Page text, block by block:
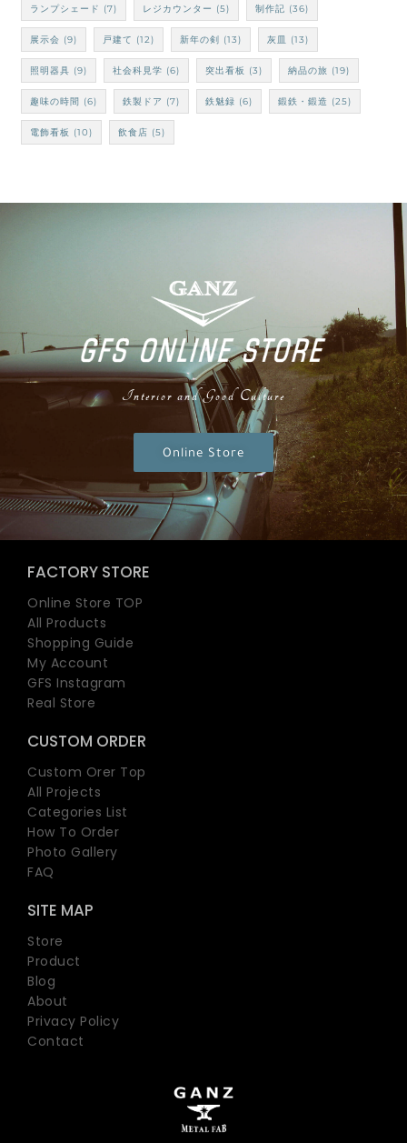
ランプシェード (7) レジカウンター (5) 制作記 (36)
展示会 (9) 戸建て (12) 新年の剣 (13) 灰皿 (13)
照明器具 (9) 社会科見学 (6) 突出看板 (3) 納品の旅 (19)
趣味の時間 (6) 鉄製ドア (7) 鉄魅録 (6) 鍛鉄・鍛造 (25)
電飾看板 (10) 飲食店 (5)
Interior and Good Culture
Online Store
FACTORY STORE
Online Store TOP
All Products
Shopping Guide
My Account
GFS Instagram
Real Store
CUSTOM ORDER
Custom Orer Top
All Projects
Categories List
How To Order
Photo Gallery
FAQ
SITE MAP
Store
Product
Blog
About
Privacy Policy
Contact